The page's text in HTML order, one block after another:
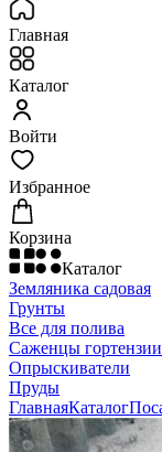
Главная
Каталог
Войти
Избранное
Корзина
Каталог
Земляника садовая
Грунты
Все для полива
Саженцы гортензии
Опрыскиватели
Пруды
ГлавнаяКаталог